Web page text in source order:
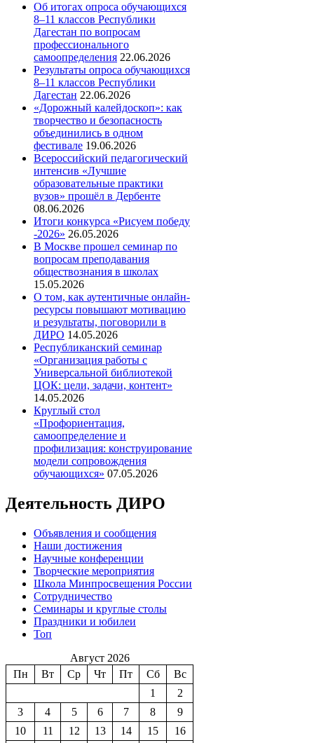
Об итогах опроса обучающихся
8–11 классов Республики
Дагестан по вопросам
профессионального
самоопределения 22.06.2026
Результаты опроса обучающихся
8–11 классов Республики
Дагестан 22.06.2026
«Дорожный калейдоскоп»: как
творчество и безопасность
объединились в одном
фестивале 19.06.2026
Всероссийский педагогический
интенсив «Лучшие
образовательные практики
вузов» прошёл в Дербенте
08.06.2026
Итоги конкурса «Рисуем победу
-2026» 26.05.2026
В Москве прошел семинар по
вопросам преподавания
обществознания в школах
15.05.2026
О том, как аутентичные онлайн-
ресурсы повышают мотивацию
и результаты, поговорили в
ДИРО 14.05.2026
Республиканский семинар
«Организация работы с
Универсальной библиотекой
ЦОК: цели, задачи, контент»
14.05.2026
Круглый стол
«Профориентация,
самоопределение и
профилизация: конструирование
модели сопровождения
обучающихся» 07.05.2026
Деятельность ДИРО
Объявления и сообщения
Наши достижения
Научные конференции
Творческие мероприятия
Школа Минпросвещения России
Сотрудничество
Семинары и круглые столы
Праздники и юбилеи
Топ
Август 2026
Пн
Вт Ср Чт Пт Сб
Вс
1
2
3
4 5 6 7 8
9
10
11 12 13 14 15
16